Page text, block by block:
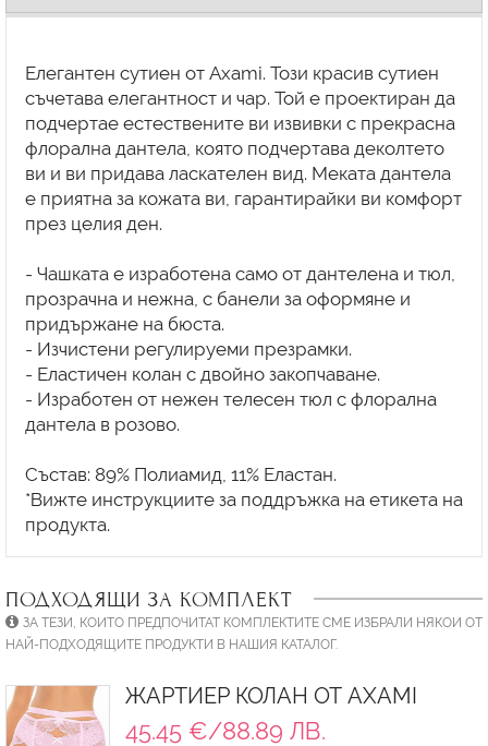
Елегантен сутиен от Axami. Този красив сутиен
съчетава елегантност и чар. Той е проектиран да
подчертае естествените ви извивки с прекрасна
флорална дантела, която подчертава деколтето
ви и ви придава ласкателен вид. Меката дантела
е приятна за кожата ви, гарантирайки ви комфорт
през целия ден.
- Чашката е изработена само от дантелена и тюл,
прозрачна и нежна, с банели за оформяне и
придържане на бюста.
- Изчистени регулируеми презрамки.
- Еластичен колан с двойно закопчаване.
- Изработен от нежен телесен тюл с флорална
дантела в розово.
Състав: 89% Полиамид, 11% Еластан.
*Вижте инструкциите за поддръжка на етикета на
ПОДХОДЯЩИ ЗА КОМПЛЕКТ
ЗА ТЕЗИ, КОИТО ПРЕДПОЧИТАТ КОМПЛЕКТИТЕ СМЕ ИЗБРАЛИ НЯКОИ ОТ
НАЙ-ПОДХОДЯЩИТЕ ПРОДУКТИ В НАШИЯ КАТАЛОГ.
ЖАРТИЕР КОЛАН ОТ AXAMI
45.45 €/88.89 ЛВ.